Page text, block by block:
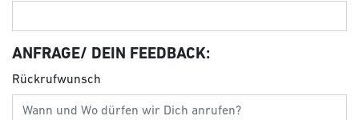
ANFRAGE/ DEIN FEEDBACK:
Rückrufwunsch